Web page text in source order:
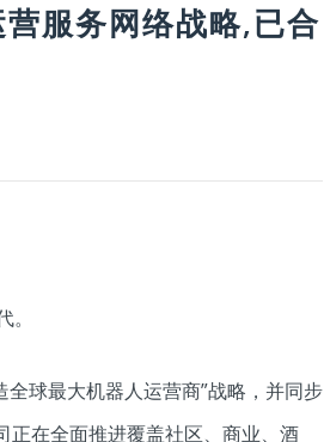
服务网络战略,已合
球最大机器人运营商”战略，并同步
正在全面推进覆盖社区、商业、酒